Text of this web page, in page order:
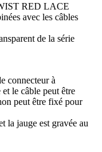
RED LACE
avec les câbles
de la série
connecteur à
le câble peut être
peut être fixé pour
la jauge est gravée au